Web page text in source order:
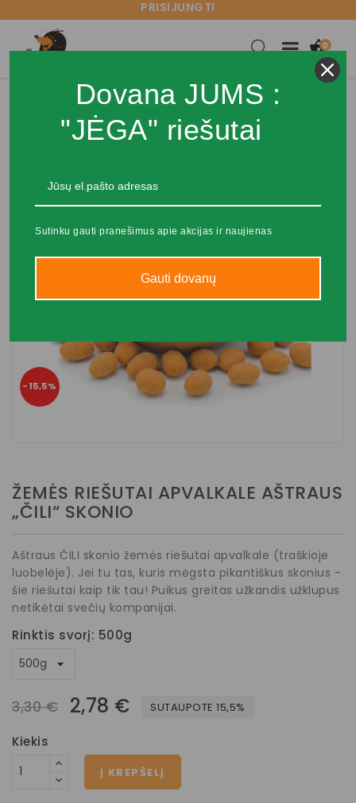
PRISIJUNGTI

0
−15,5%
ŽEMĖS RIEŠUTAI APVALKALE AŠTRAUS
„ČILI“ SKONIO
Aštraus ČILI skonio žemės riešutai apvalkale (traškioje
luobelėje). Jei tu tas, kuris mėgsta pikantiškus skonius -
šie riešutai kaip tik tau! Puikus greitas užkandis užklupus
netikėtai svečių kompanijai.
Rinktis svorį: 500g
3,30 € 2,78 € SUTAUPOTE 15,5%
Kiekis
Į KREPŠELĮ
Dovana JUMS :
"JĖGA" riešutai
Sutinku gauti pranešimus apie akcijas ir naujienas
Gauti dovanų